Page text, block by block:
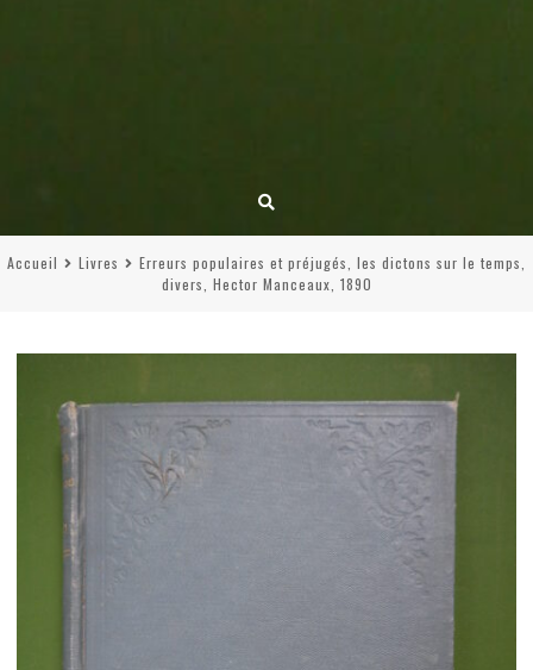
Accueil Livres
Erreurs populaires et préjugés, les dictons sur le temps,
divers, Hector Manceaux, 1890